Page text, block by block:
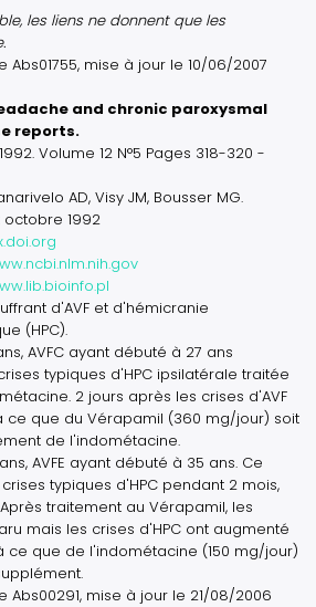
les liens ne donnent que les
Abs01755, mise à jour le 10/06/2007
and chronic paroxysmal
reports.
Volume 12 N°5 Pages 318-320 -
AD, Visy JM, Bousser MG.
1992
d'AVF et d'hémicranie
(HPC).
AVFC ayant débuté à 27 ans
typiques d'HPC ipsilatérale traitée
2 jours après les crises d'AVF
ce que du Vérapamil (360 mg/jour) soit
de l'indométacine.
AVFE ayant débuté à 35 ans. Ce
typiques d'HPC pendant 2 mois,
traitement au Vérapamil, les
mais les crises d'HPC ont augmenté
ce que de l'indométacine (150 mg/jour)
Abs00291, mise à jour le 21/08/2006